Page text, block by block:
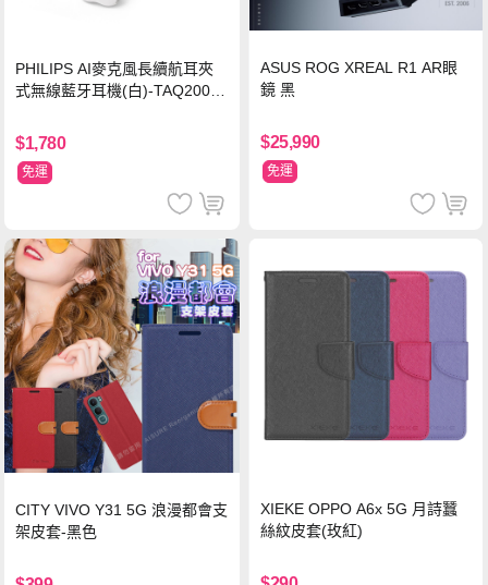
PHILIPS AI麥克風長續航耳夾
式無線藍牙耳機(白)-TAQ2000
$1,780
免運
ASUS ROG XREAL R1 AR眼
鏡 黑
$25,990
免運
CITY VIVO Y31 5G 浪漫都會支
架皮套-黑色
XIEKE OPPO A6x 5G 月詩蠶
絲紋皮套(玫紅)